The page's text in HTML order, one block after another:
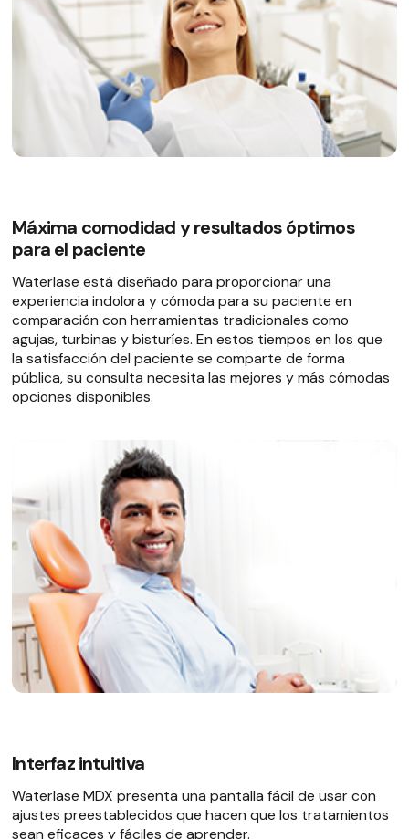
Máxima comodidad y resultados óptimos
para el paciente
Waterlase está diseñado para proporcionar una
experiencia indolora y cómoda para su paciente en
comparación con herramientas tradicionales como
agujas, turbinas y bisturíes. En estos tiempos en los que
la satisfacción del paciente se comparte de forma
pública, su consulta necesita las mejores y más cómodas
opciones disponibles.
Interfaz intuitiva
Waterlase MDX presenta una pantalla fácil de usar con
ajustes preestablecidos que hacen que los tratamientos
sean eficaces y fáciles de aprender.